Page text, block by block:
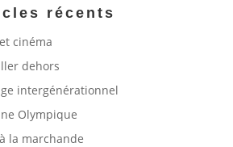
récents
cinéma
dehors
intergénérationnel
Olympique
la marchande